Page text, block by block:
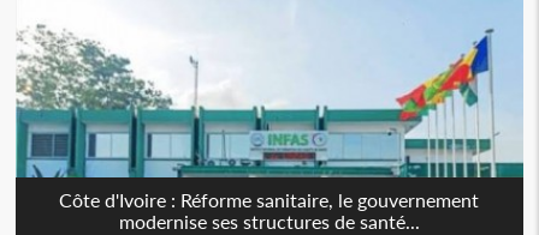
Côte d'Ivoire : Réforme sanitaire, le gouvernement
modernise ses structures de santé...